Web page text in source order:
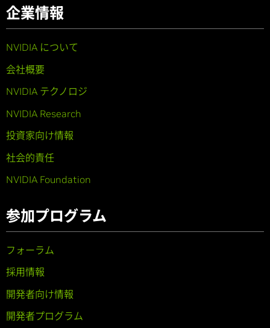
企業情報
NVIDIA について
会社概要
NVIDIA テクノロジ
NVIDIA Research
投資家向け情報
社会的責任
NVIDIA Foundation
参加プログラム
フォーラム
採用情報
開発者向け情報
開発者プログラム